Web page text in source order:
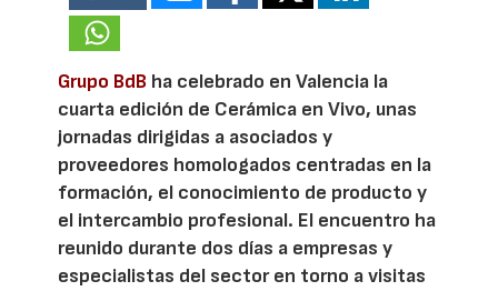
Grupo BdB ha celebrado en Valencia la
cuarta edición de Cerámica en Vivo, unas
jornadas dirigidas a asociados y
proveedores homologados centradas en la
formación, el conocimiento de producto y
el intercambio profesional. El encuentro ha
reunido durante dos días a empresas y
especialistas del sector en torno a visitas